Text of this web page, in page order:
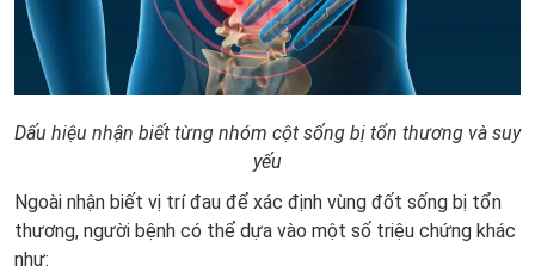
Dấu hiệu nhận biết từng nhóm cột sống bị tổn thương và suy
yếu
Ngoài nhận biết vị trí đau để xác định vùng đốt sống bị tổn
thương, người bệnh có thể dựa vào một số triệu chứng khác
như: